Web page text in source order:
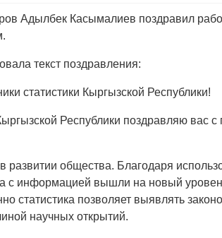
Адылбек Касымалиев поздравил
текст поздравления:
статистики Кыргызской Республики!
Республики поздравляю вас
развитии общества. Благодаря
с информацией вышли на новый
статистика позволяет выявлять
научных открытий.